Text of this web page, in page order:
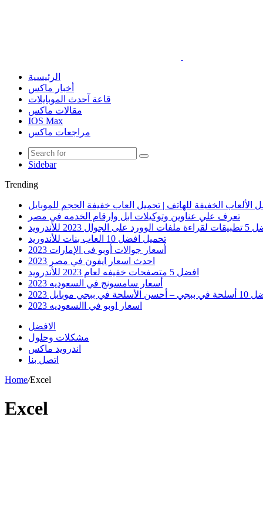
الرئيسية
أخبار ماكس
قاعة آحدث الموبايلات
مقالات ماكس
IOS Max
مراجعات ماكس
Sidebar
Trending
الألعاب الخفيفة للهاتف | تحميل العاب خفيفة الحجم للموبايل
تعرف علي عناوين وتوكيلات ابل وارقام الخدمه في مصر
على الجوال 2023 للأندرويد
تحميل افضل 10 العاب بنات للأندوريد
أسعار جوالات أوبو فى الإمارات 2023
احدث اسعار ايفون في مصر 2023
افضل 5 متصفحات خفيفه لعام 2023 للأندرويد
أسعار سامسونج في السعوديه 2023
الأسلحة في ببجي موبايل 2023
اسعار اوبو في االسعوديه 2023
الافضل
مشكلات وحلول
اندرويد ماكس
اتصل بنا
Home/Excel
Excel